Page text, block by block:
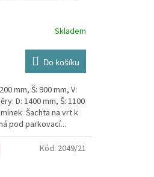
Skladem
Do košíku
mm, Š: 900 mm, V:
D: 1400 mm, Š: 1100
Šachta na vrt k
pod parkovací...
Kód: 2049/21